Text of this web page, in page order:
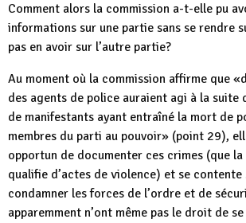
Comment alors la commission a-t-elle pu
informations sur une partie sans se rendre
pas en avoir sur l’autre partie?
Au moment où la commission affirme que
des agents de police auraient agi à la suite
de manifestants ayant entraîné la mort de
membres du parti au pouvoir» (point 29),
opportun de documenter ces crimes (que
qualifie d’actes de violence) et se contente
condamner les forces de l’ordre et de
apparemment n’ont même pas le droit de